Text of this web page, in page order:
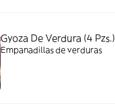
Gyoza De Verdura (4 Pzs.)
Empanadillas de verduras